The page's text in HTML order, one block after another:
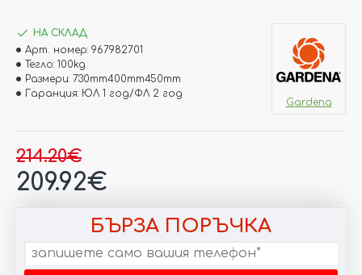
214.20€
209.92€
НА СКЛАД
Арт. номер: 967982701
Тегло: 100kg
Размери: 730mm400mm450mm
Гаранция: ЮЛ 1 год/ФЛ 2 год
Gardena
БЪРЗА ПОРЪЧКА